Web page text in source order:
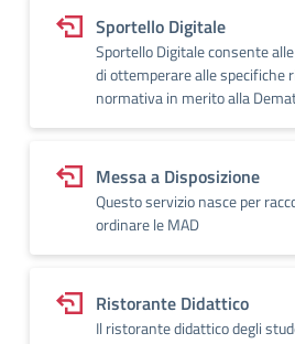
Sportello Digitale
Sportello Digitale consente
di ottemperare alle specifiche
normativa in merito alla
Messa a Disposizione
Questo servizio nasce per
ordinare le MAD
Ristorante Didattico
Il ristorante didattico degli